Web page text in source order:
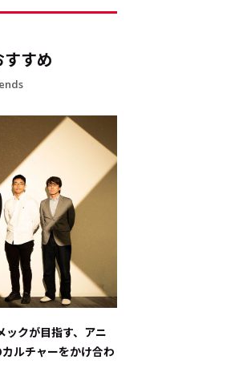
すめ
ックが目指す、アニ
ルチャーをかけ合わ